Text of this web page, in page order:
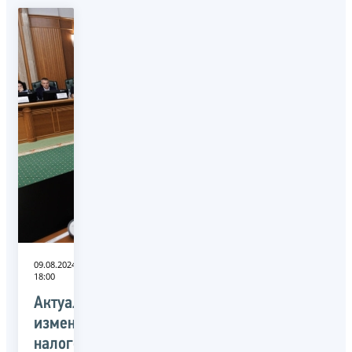
09.08.2024
18:00
Актуальные
изменения
налогового